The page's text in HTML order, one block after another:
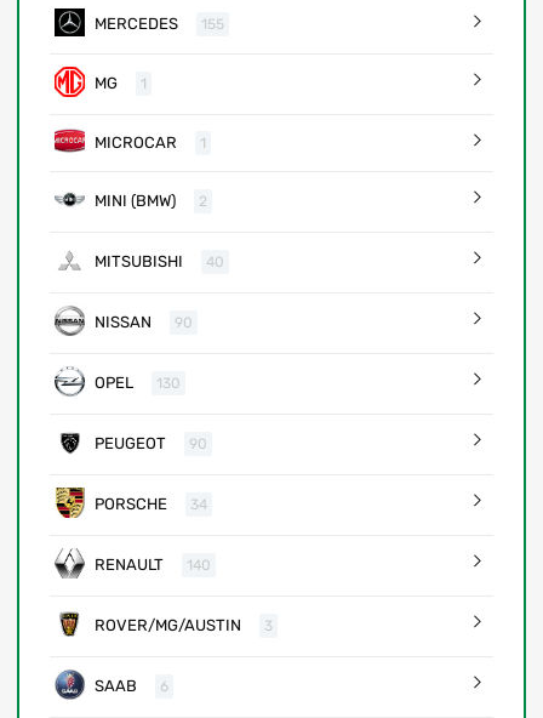
MERCEDES 155
MG 1
MICROCAR 1
MINI (BMW) 2
MITSUBISHI 40
NISSAN 90
OPEL 130
PEUGEOT 90
PORSCHE 34
RENAULT 140
ROVER/MG/AUSTIN 3
SAAB 6